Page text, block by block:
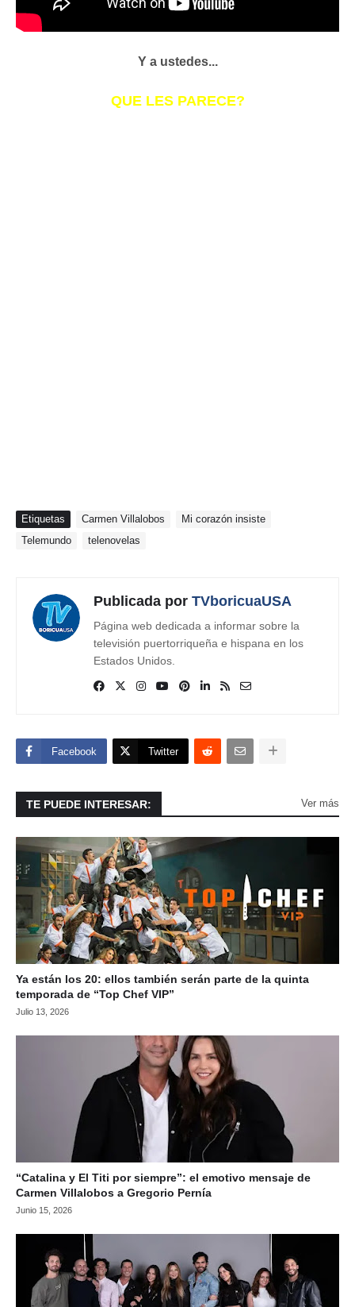
Y a ustedes...
QUE LES PARECE?
Etiquetas Carmen Villalobos
Mi corazón insiste
Telemundo
telenovelas
Publicada por TVboricuaUSA
Página web dedicada a informar sobre la
televisión puertorriqueña e hispana en los
Estados Unidos.
Facebook Twitter
TE PUEDE INTERESAR: Ver más
Ya están los 20: ellos también serán parte de la quinta
temporada de “Top Chef VIP”
Julio 13, 2026
“Catalina y El Titi por siempre”: el emotivo mensaje de
Carmen Villalobos a Gregorio Pernía
Junio 15, 2026